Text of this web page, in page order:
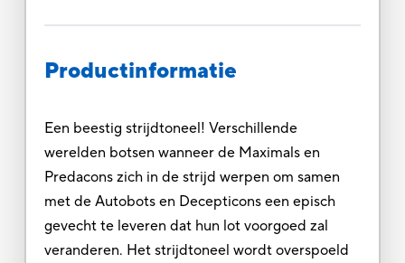
Productinformatie
Een beestig strijdtoneel! Verschillende
werelden botsen wanneer de Maximals en
Predacons zich in de strijd werpen om samen
met de Autobots en Decepticons een episch
gevecht te leveren dat hun lot voorgoed zal
veranderen. Het strijdtoneel wordt overspoeld